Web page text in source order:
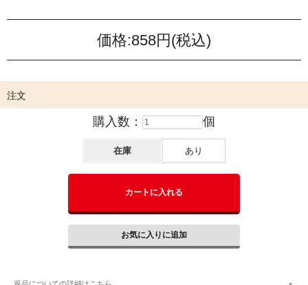
価格:858円 (税込)
注文
購入数： 個
在庫 あり